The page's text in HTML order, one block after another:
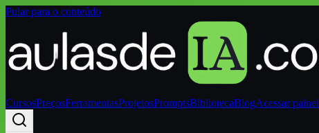
Pular para o conteúdo
CursosPreçosFerramentasProjetosPromptsBibliotecaBlogAcessar painel